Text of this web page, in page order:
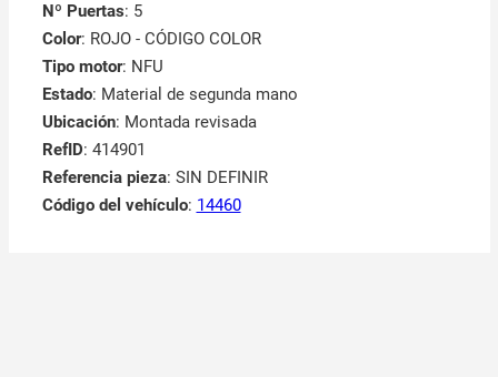
Nº Puertas: 5
Color: ROJO - CÓDIGO COLOR
Tipo motor: NFU
Estado: Material de segunda mano
Ubicación: Montada revisada
RefID: 414901
Referencia pieza: SIN DEFINIR
Código del vehículo: 14460